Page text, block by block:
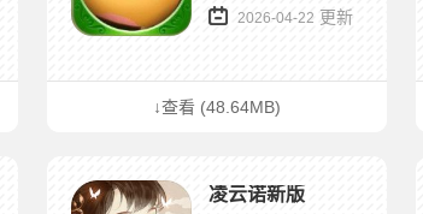
2026-04-22 更新
↓查看 (48.64MB)
凌云诺新版